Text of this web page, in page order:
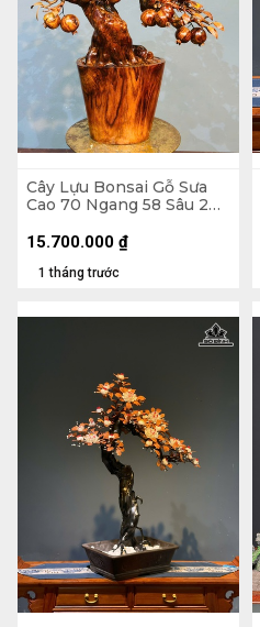
Cây Lựu Bonsai Gỗ Sưa
Cao 70 Ngang 58 Sâu 20
1 tháng trước
15.700.000 ₫